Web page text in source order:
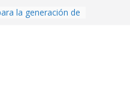
la generación de
con Inteligencia